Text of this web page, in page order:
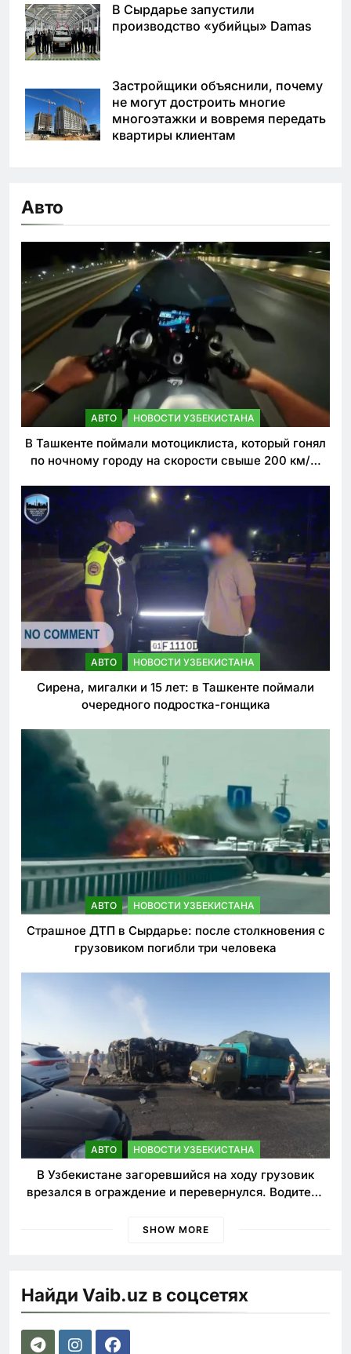
В Сырдарье запустили
производство «убийцы» Damas
Застройщики объяснили, почему
не могут достроить многие
многоэтажки и вовремя передать
квартиры клиентам
Авто
АВТО НОВОСТИ УЗБЕКИСТАНА
В Ташкенте поймали мотоциклиста, который гонял
по ночному городу на скорости свыше 200 км/ч.
АВТО НОВОСТИ УЗБЕКИСТАНА
Сирена, мигалки и 15 лет: в Ташкенте поймали
очередного подростка-гонщика
АВТО НОВОСТИ УЗБЕКИСТАНА
Страшное ДТП в Сырдарье: после столкновения с
грузовиком погибли три человека
АВТО НОВОСТИ УЗБЕКИСТАНА
В Узбекистане загоревшийся на ходу грузовик
врезался в ограждение и перевернулся. Водитель
SHOW MORE
Найди Vaib.uz в соцсетях